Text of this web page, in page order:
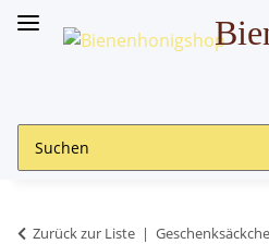
Zurück zur Liste